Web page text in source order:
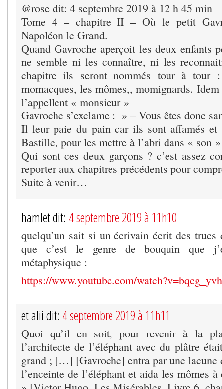
@rose dit: 4 septembre 2019 à 12 h 45 min
Tome 4 – chapitre II – Où le petit
Napoléon le Grand.
Quand Gavroche aperçoit les deux enfants
ne semble ni les connaître, ni les
chapitre ils seront nommés tour à tour
momacques, les mômes,, momignards.
l’appellent « monsieur »
Gavroche s’exclame : » – Vous êtes donc
Il leur paie du pain car ils sont affamés et
Bastille, pour les mettre à l’abri dans « son
Qui sont ces deux garçons ? c’est assez
reporter aux chapitres précédents pour
Suite à venir…
hamlet dit: 4 septembre 2019 à 11h10
quelqu’un sait si un écrivain écrit des trucs
que c’est le genre de bouquin que
métaphysique :
https://www.youtube.com/
et alii dit: 4 septembre 2019 à 11h11
Quoi qu’il en soit, pour revenir à la
l’architecte de l’éléphant avec du plâtre
grand ; […] [Gavroche] entra par une lacune
l’enceinte de l’éléphant et aida les mômes